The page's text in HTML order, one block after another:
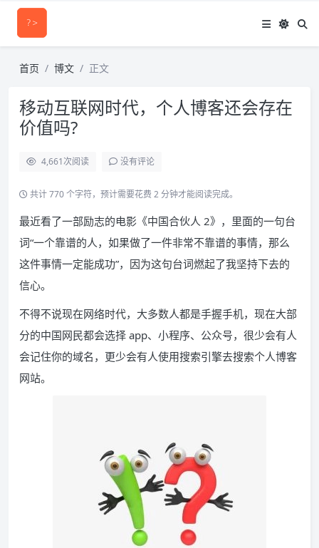
首页 博文 正文
移动互联网时代，个人博客还会存在
价值吗?
4,661次阅读 没有评论
共计 770 个字符，预计需要花费 2 分钟才能阅读完成。
最近看了一部励志的电影《中国合伙人 2》，里面的一句台
词“一个靠谱的人，如果做了一件非常不靠谱的事情，那么
这件事情一定能成功”，因为这句台词燃起了我坚持下去的
信心。
不得不说现在网络时代，大多数人都是手握手机，现在大部
分的中国网民都会选择 app、小程序、公众号，很少会有人
会记住你的域名，更少会有人使用搜索引擎去搜索个人博客
网站。